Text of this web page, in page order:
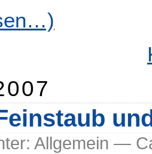
Allgemein —